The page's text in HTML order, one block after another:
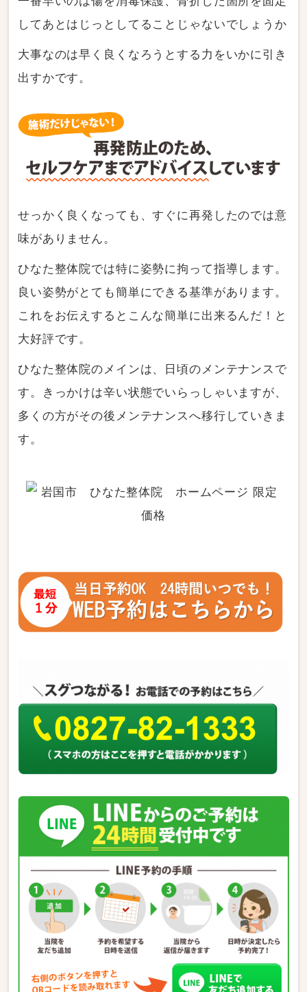
してあとはじっとしてることじゃないでしょうか
大事なのは早く良くなろうとする力をいかに引き
出すかです。
せっかく良くなっても、すぐに再発したのでは意
味がありません。
ひなた整体院では特に姿勢に拘って指導します。
良い姿勢がとても簡単にできる基準があります。
これをお伝えするとこんな簡単に出来るんだ！と
大好評です。
ひなた整体院のメインは、日頃のメンテナンスで
す。きっかけは辛い状態でいらっしゃいますが、
多くの方がその後メンテナンスへ移行していきま
す。